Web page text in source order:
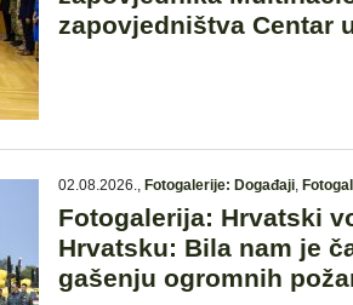
zapovjedništva Centar
02.08.2026., Fotogalerije: Događaji,
Fotogalerija: Hrvatski
Hrvatsku: Bila nam je
gašenju ogromnih